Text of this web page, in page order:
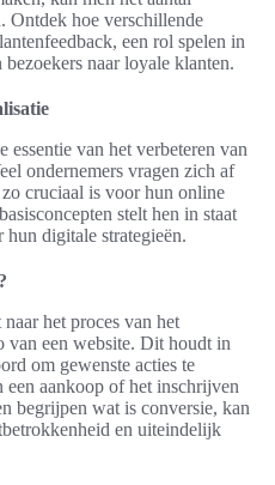
Ontdek hoe verschillende
een rol spelen in
naar loyale klanten.
van het verbeteren van
ondernemers vragen zich af
cruciaal is voor hun online
stelt hen in staat
hun digitale strategieën.
het proces van het
van een website. Dit houdt in
om gewenste acties te
een aankoop of het inschrijven
begrijpen wat is conversie, kan
en uiteindelijk